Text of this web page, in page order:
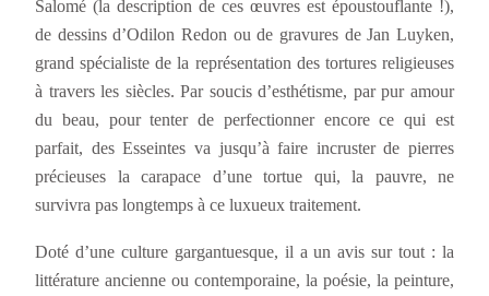
Salomé (la description de ces œuvres est époustouflante !),
de dessins d’Odilon Redon ou de gravures de Jan Luyken,
grand spécialiste de la représentation des tortures religieuses
à travers les siècles. Par soucis d’esthétisme, par pur amour
du beau, pour tenter de perfectionner encore ce qui est
parfait, des Esseintes va jusqu’à faire incruster de pierres
précieuses la carapace d’une tortue qui, la pauvre, ne
survivra pas longtemps à ce luxueux traitement.
Doté d’une culture gargantuesque, il a un avis sur tout : la
littérature ancienne ou contemporaine, la poésie, la peinture,